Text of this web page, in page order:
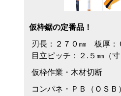
仮枠鋸の定番品！
刃長：２７０㎜ 板厚
目立ピッチ：２.５㎜（寸
仮枠作業・木材切断
コンパネ・ＰＢ（ＯＳ